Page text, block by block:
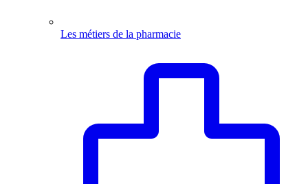
Les métiers de la pharmacie